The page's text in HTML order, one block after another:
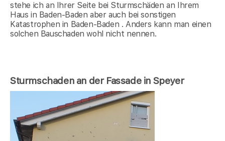
stehe ich an Ihrer Seite bei Sturmschäden an Ihrem
Haus in Baden-Baden aber auch bei sonstigen
Katastrophen in Baden-Baden . Anders kann man einen
solchen Bauschaden wohl nicht nennen.
Sturmschaden an der Fassade in Speyer